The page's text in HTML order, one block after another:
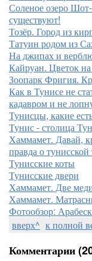
Соленое озеро
существуют!
Тозёр. Город из
Татуин родом из
На джипах и
Кайруан. Цветок
Зоопарк Фригия.
Как в Тунисе не
кадавром и не
Тунисцы, какие
Тунис - столица
Хаммамет. Давай,
правда о тунисской
Тунисские коты
Тунисские двери
Хаммамет. Две
Хаммамет.
Фотообзор:
вверх^ к полной
Комментарии